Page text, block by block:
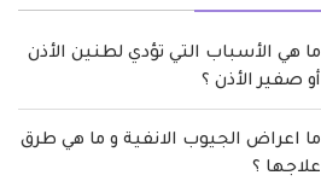
ما هي الأسباب التي تؤدي لطنين الأذن
أو صفير الأذن ؟
ما اعراض الجيوب الانفية و ما هي طرق
علاجها ؟